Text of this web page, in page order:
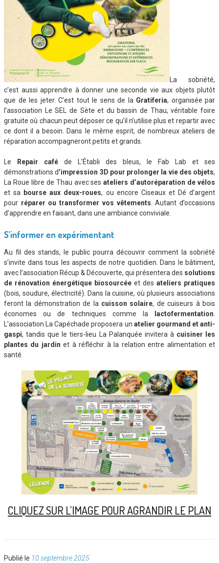
La sobriété,
c’est aussi apprendre à donner une seconde vie aux objets plutôt
que de les jeter. C’est tout le sens de la Gratiferia, organisée par
l’association Le SEL de Sète et du bassin de Thau, véritable foire
gratuite où chacun peut déposer ce qu’il n’utilise plus et repartir avec
ce dont il a besoin. Dans le même esprit, de nombreux ateliers de
réparation accompagneront petits et grands.
Le Repair café de L’Établi des bleus, le Fab Lab et ses
démonstrations d’impression 3D pour prolonger la vie des objets,
La Roue libre de Thau avec sesateliers d’autoréparation de vélos
et sa
bourse aux deux-roues, ou encore Ciseaux et Dé d’argent
pour réparer ou transformer vos vêtements . Autant d’occasions
d’apprendre en faisant, dans une ambiance conviviale.
S’informer en expérimentant
Au fil des stands, le public pourra découvrir comment la sobriété
s’invite dans tous les aspects de notre quotidien. Dans le bâtiment,
avec l’association Récup & Découverte, qui présentera des solutions
de rénovation énergétique biosourcée et des ateliers pratiques
(bois, soudure, électricité). Dans la cuisine, où plusieurs associations
feront la démonstration de la cuisson solaire, de cuiseurs à bois
économes ou de techniques comme la
lactofermentation
L’association La Capéchade proposera un atelier gourmand et anti-
gaspi, tandis que le tiers-lieu La Palanquée invitera à cuisiner les
plantes du jardin et à réfléchir à la relation entre alimentation et
santé.
CLIQUEZ SUR L’IMAGE POUR AGRANDIR LE PLAN
Publié le Publié
10 septembre 2025